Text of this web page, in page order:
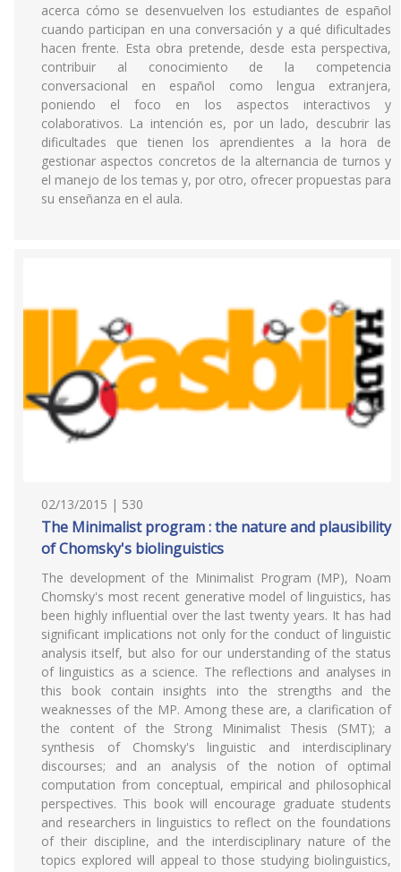
acerca cómo se desenvuelven los estudiantes de español
cuando participan en una conversación y a qué dificultades
hacen frente. Esta obra pretende, desde esta perspectiva,
contribuir al conocimiento de la competencia
conversacional en español como lengua extranjera,
poniendo el foco en los aspectos interactivos y
colaborativos. La intención es, por un lado, descubrir las
dificultades que tienen los aprendientes a la hora de
gestionar aspectos concretos de la alternancia de turnos y
el manejo de los temas y, por otro, ofrecer propuestas para
su enseñanza en el aula.
02/13/2015 | 530
The Minimalist program : the nature and plausibility
of Chomsky's biolinguistics
The development of the Minimalist Program (MP), Noam
Chomsky's most recent generative model of linguistics, has
been highly influential over the last twenty years. It has had
significant implications not only for the conduct of linguistic
analysis itself, but also for our understanding of the status
of linguistics as a science. The reflections and analyses in
this book contain insights into the strengths and the
weaknesses of the MP. Among these are, a clarification of
the content of the Strong Minimalist Thesis (SMT); a
synthesis of Chomsky's linguistic and interdisciplinary
discourses; and an analysis of the notion of optimal
computation from conceptual, empirical and philosophical
perspectives. This book will encourage graduate students
and researchers in linguistics to reflect on the foundations
of their discipline, and the interdisciplinary nature of the
topics explored will appeal to those studying biolinguistics,